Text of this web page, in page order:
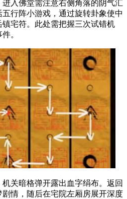
入佛堂需注意右侧角落的阴气汇
行阵小游戏，通过旋转卦象使中
宅符。此处需把握三次试错机
。
关暗格弹开露出血字绢布。返回
情，随后在宅院左厢房展开深度